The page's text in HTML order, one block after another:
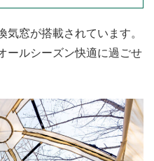
窓が搭載されています。
ールシーズン快適に過ごせ